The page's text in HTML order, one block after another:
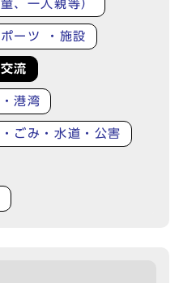
、一人親等）
ーツ ・施設
流
港湾
ごみ・水道・公害